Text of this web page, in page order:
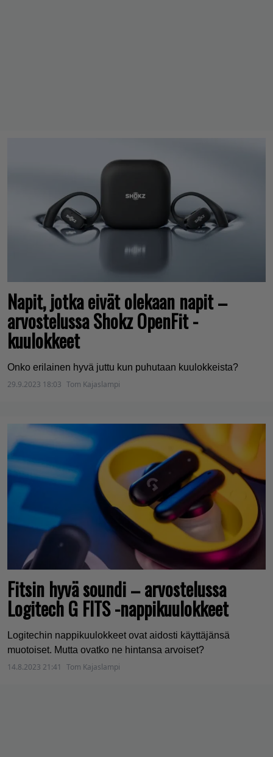
Napit, jotka eivät olekaan napit –
arvostelussa Shokz OpenFit -
kuulokkeet
Onko erilainen hyvä juttu kun puhutaan kuulokkeista?
29.9.2023 18:03 Tom Kajaslampi
Fitsin hyvä soundi – arvostelussa
Logitech G FITS -nappikuulokkeet
Logitechin nappikuulokkeet ovat aidosti käyttäjänsä
muotoiset. Mutta ovatko ne hintansa arvoiset?
14.8.2023 21:41
Tom Kajaslampi